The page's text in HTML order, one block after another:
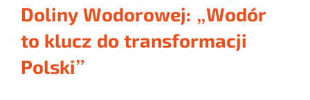
Doliny Wodorowej: „Wodór
to klucz do transformacji
Polski”